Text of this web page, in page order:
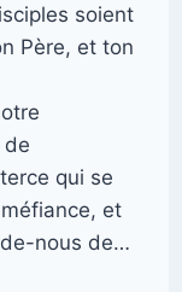
soient
Père, et ton
de
qui se
et
nous de…